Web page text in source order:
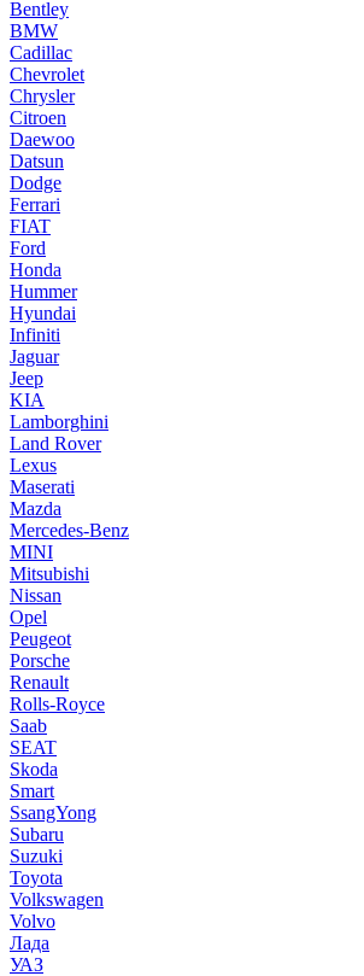
Bentley
BMW
Cadillac
Chevrolet
Chrysler
Citroen
Daewoo
Datsun
Dodge
Ferrari
FIAT
Ford
Honda
Hummer
Hyundai
Infiniti
Jaguar
Jeep
KIA
Lamborghini
Land Rover
Lexus
Maserati
Mazda
Mercedes-Benz
MINI
Mitsubishi
Nissan
Opel
Peugeot
Porsche
Renault
Rolls-Royce
Saab
SEAT
Skoda
Smart
SsangYong
Subaru
Suzuki
Toyota
Volkswagen
Volvo
Лада
УАЗ